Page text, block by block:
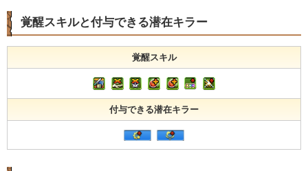
覚醒スキルと付与できる潜在キラー
覚醒スキル
付与できる潜在キラー